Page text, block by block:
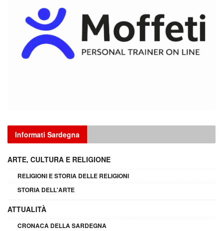
Informati Sardegna
ARTE, CULTURA E RELIGIONE
RELIGIONI E STORIA DELLE RELIGIONI
STORIA DELL'ARTE
ATTUALITÀ
CRONACA DELLA SARDEGNA